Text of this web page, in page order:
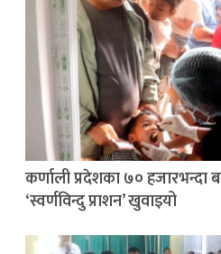
कर्णाली प्रदेशका ७० हजारभन्दा
‘स्वर्णविन्दु प्राशन’ खुवाइयो